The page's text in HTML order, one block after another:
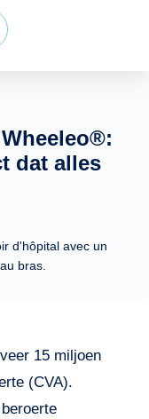
dat alles
15 miljoen
(CVA).